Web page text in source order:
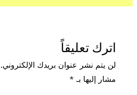
اترك تعليقاً
لن يتم نشر عنوان بريدك الإلكتروني.
مشار إليها بـ *